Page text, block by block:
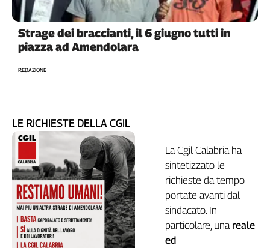
Talk
La
settimana
Collettiva
Economica
Tech
Easy
Inserti
Idea
Diffusa
InFlai
Strage dei braccianti, il 6 giugno tutti in
piazza ad Amendolara
REDAZIONE
LE RICHIESTE DELLA CGIL
La Cgil Calabria ha
sintetizzato le
richieste da tempo
portate avanti dal
sindacato. In
particolare, una reale
ed